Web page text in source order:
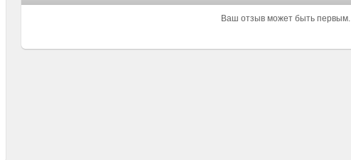
Ваш отзыв может быть первым.